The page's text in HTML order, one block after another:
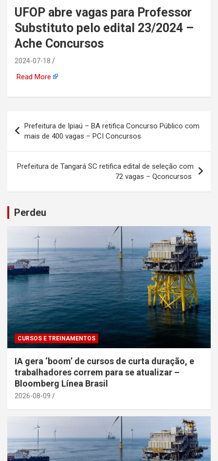
automotiva, mineração,
indústria naval, etc
UFOP abre vagas para Professor
Substituto pelo edital 23/2024 –
Ache Concursos
2024-07-18
Read More
de
Post
Prefeitura de Ipiaú – BA retifica Concurso Público com
mais de 400 vagas – PCI Concursos
Prefeitura de Tangará SC retifica edital de seleção com
72 vagas – Qconcursos
Perdeu
CURSOS E TREINAMENTOS
IA gera ‘boom’ de cursos de curta duração, e
trabalhadores correm para se atualizar –
Bloomberg Línea Brasil
2026-08-09